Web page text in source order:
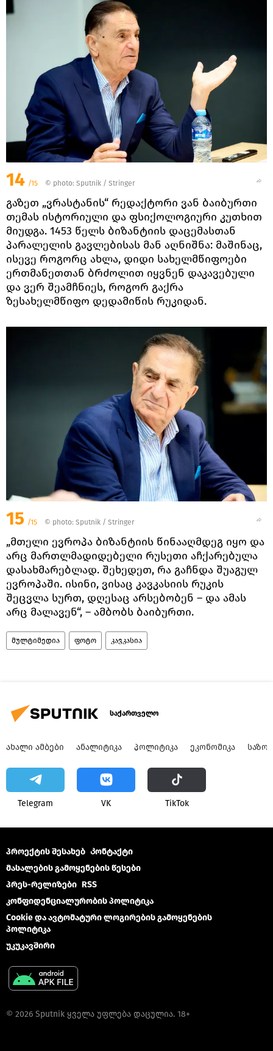
14 /15 © photo: Sputnik / Stringer
გაზეთ „ვრასტანის“ რედაქტორი ვან ბაიბურთი
თემას ისტორიული და ფსიქოლოგიური კუთხით
მიუდგა. 1453 წელს ბიზანტიის დაცემასთან
პარალელის გავლებისას მან აღნიშნა: მაშინაც,
ისევე როგორც ახლა, დიდი სახელმწიფოები
ერთმანეთთან ბრძოლით იყვნენ დაკავებული
და ვერ შეამჩნიეს, როგორ გაქრა
ზესახელმწიფო დედამიწის რუკიდან.
15 /15 © photo: Sputnik / Stringer
„მთელი ევროპა ბიზანტიის წინააღმდეგ იყო და
არც მართლმადიდებელი რუსეთი აჩქარებულა
დასახმარებლად. შეხედეთ, რა გაჩნდა შუაგულ
ევროპაში. ისინი, ვისაც კავკასიის რუკის
შეცვლა სურთ, დღესაც არსებობენ – და ამას
არც მალავენ“, – ამბობს ბაიბურთი.
მულტიმედია ფოტო კავკასია
საქართველო
ᲐᲮᲐᲚᲘ ᲐᲛᲑᲔᲑᲘ ᲐᲜᲐᲚᲘᲢᲘᲙᲐ ᲞᲝᲚᲘᲢᲘᲙᲐ ᲔᲙᲝᲜᲝᲛᲘᲙᲐ
Telegram VK ТikТоk
პროექტის შესახებ Კონტაქტი
მასალების გამოყენების წესები
პრეს-რელიზები RSS
კონფიდენციალურობის პოლიტიკა
Cookie და ავტომატური ლოგირების გამოყენების
პოლიტიკა
უკუკავშირი
© 2026 Sputnik ყველა უფლება დაცულია. 18+